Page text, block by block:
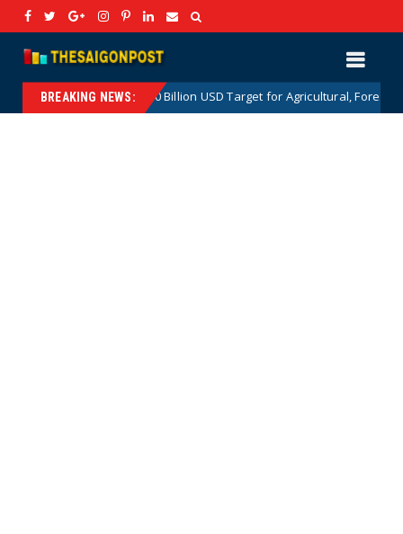
BREAKING NEWS:
The 100 Billion USD Target for Agricultural, Forestry and Aquatic